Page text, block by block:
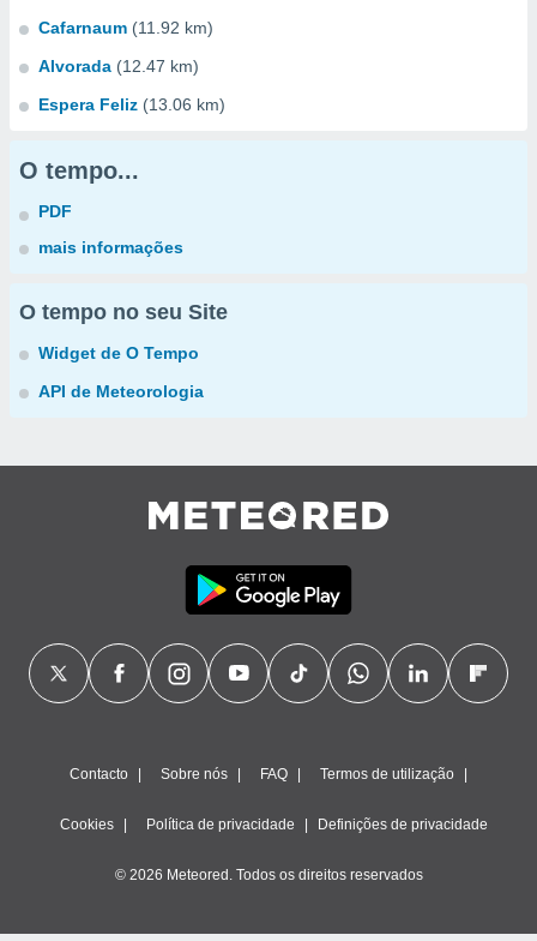
Cafarnaum (11.92 km)
Alvorada (12.47 km)
Espera Feliz (13.06 km)
O tempo...
PDF
mais informações
O tempo no seu Site
Widget de O Tempo
API de Meteorologia
Contacto Sobre nós FAQ Termos de utilização
Cookies Política de privacidade Definições de privacidade
© 2026 Meteored. Todos os direitos reservados